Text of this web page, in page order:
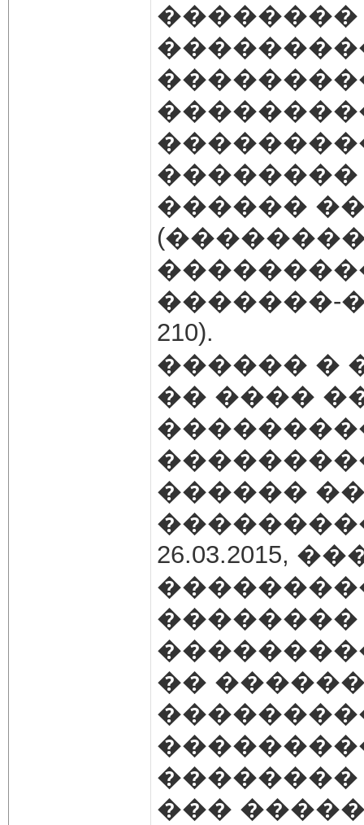
��������
������
�������-
210).
������ �
�� ����
������
26.03.2015,
��������
��
��������
���